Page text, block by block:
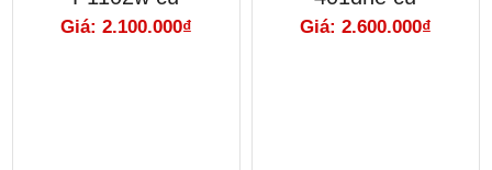
Giá: 2.100.000₫ Giá: 2.600.000₫